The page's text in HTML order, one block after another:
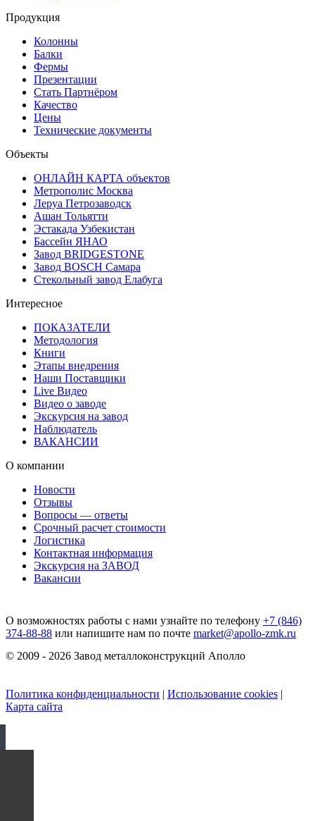
Продукция
Колонны
Балки
Фермы
Презентации
Стать Партнёром
Качество
Цены
Технические документы
Объекты
ОНЛАЙН КАРТА объектов
Метрополис Москва
Леруа Петрозаводск
Ашан Тольятти
Эстакада Узбекистан
Бассейн ЯНАО
Завод BRIDGESTONE
Завод BOSCH Самара
Стекольный завод Елабуга
Интересное
ПОКАЗАТЕЛИ
Методология
Книги
Этапы внедрения
Наши Поставщики
Live Видео
Видео о заводе
Экскурсия на завод
Наблюдатель
ВАКАНСИИ
О компании
Новости
Отзывы
Вопросы — ответы
Срочный расчет стоимости
Логистика
Контактная информация
Экскурсия на ЗАВОД
Вакансии
О возможностях работы с нами узнайте по телефону +7 (846)
374-88-88 или напишите нам по почте market@apollo-zmk.ru
© 2009 - 2026 Завод металлоконструкций Аполло
Политика конфиденциальности | Использование cookies |
Карта сайта